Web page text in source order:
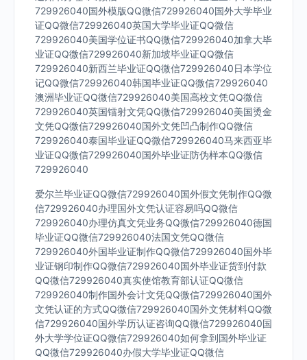
729926040国外模版QQ微信729926040国外大学毕业
证QQ微信729926040英国大学毕业证QQ微信
729926040美国学位证书QQ微信729926040加拿大毕
业证QQ微信729926040新加坡毕业证QQ微信
729926040新西兰毕业证QQ微信729926040日本学位
记QQ微信729926040韩国毕业证QQ微信729926040
澳洲毕业证QQ微信729926040美国高校文凭QQ微信
729926040英国镭射文凭QQ微信729926040美国烫金
文凭QQ微信729926040国外文凭凹凸制作QQ微信
729926040泰国毕业证QQ微信729926040马来西亚毕
业证QQ微信729926040国外毕业证防伪样本QQ微信
729926040
爱尔兰毕业证QQ微信729926040国外假文凭制作QQ微
信729926040办理国外文凭认证容易吗QQ微信
729926040办理仿真文凭业务QQ微信729926040德国
毕业证QQ微信729926040法国文凭QQ微信
729926040外国毕业证制作QQ微信729926040国外毕
业证钢印制作QQ微信729926040国外毕业证货到付款
QQ微信729926040真实使馆教育部认证QQ微信
729926040制作国外会计文凭QQ微信729926040国外
文凭认证的方式QQ微信729926040国外文凭材料QQ微
信729926040国外学历认证咨询QQ微信729926040国
外大学学位证QQ微信729926040如何拿到国外毕业证
QQ微信729926040办假大学毕业证QQ微信